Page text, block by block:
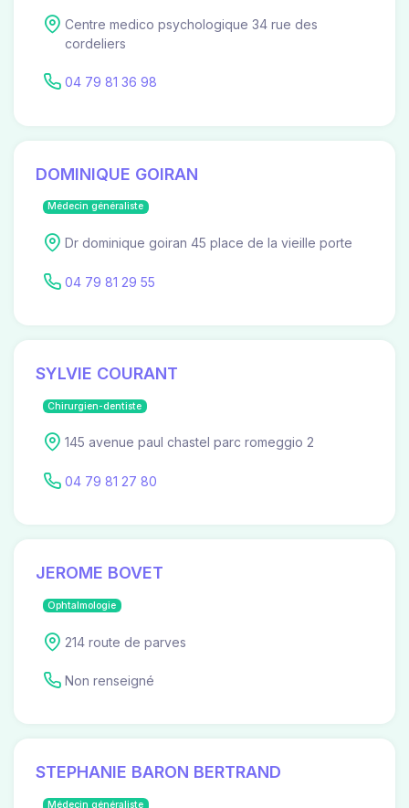
Centre medico psychologique 34 rue des
cordeliers
04 79 81 36 98
DOMINIQUE GOIRAN
Médecin généraliste
Dr dominique goiran 45 place de la vieille porte
04 79 81 29 55
SYLVIE COURANT
Chirurgien-dentiste
145 avenue paul chastel parc romeggio 2
04 79 81 27 80
JEROME BOVET
Ophtalmologie
214 route de parves
Non renseigné
STEPHANIE BARON BERTRAND
Médecin généraliste